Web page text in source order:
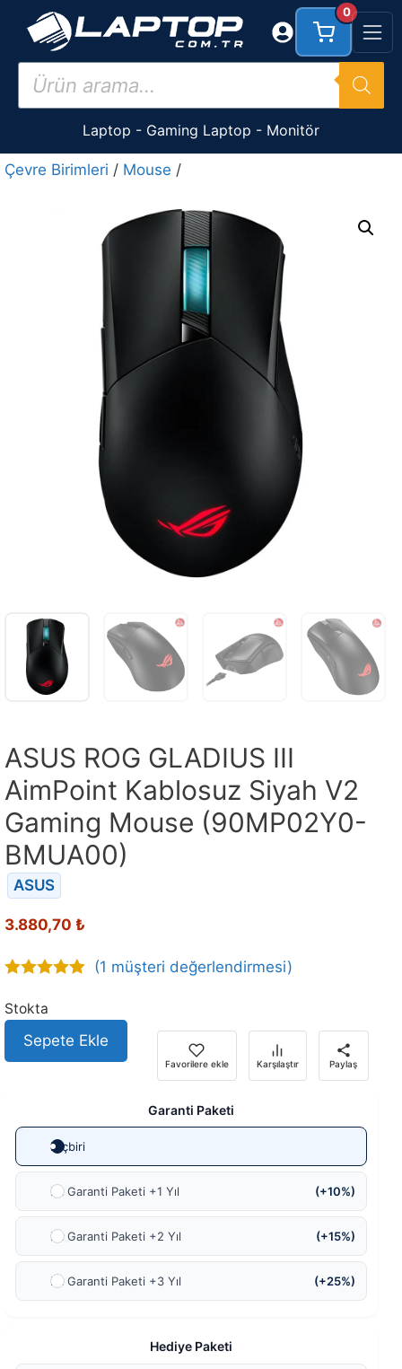
İçeriğe
Products
search
Laptop - Gaming Laptop - Monitör
0
Çevre Birimleri / Mouse /
ASUS ROG GLADIUS III
AimPoint Kablosuz Siyah V2
Gaming Mouse (90MP02Y0-
BMUA00)
ASUS
3.880,70 ₺
5
(1 müşteri değerlendirmesi)
Stokta
Sepete Ekle
Favorilere ekle Karşılaştır Paylaş
Garanti Paketi
Hiçbiri
Ek Garanti Paketi +1 Yıl (+10%)
Ek Garanti Paketi +2 Yıl (+15%)
Ek Garanti Paketi +3 Yıl (+25%)
Hediye Paketi